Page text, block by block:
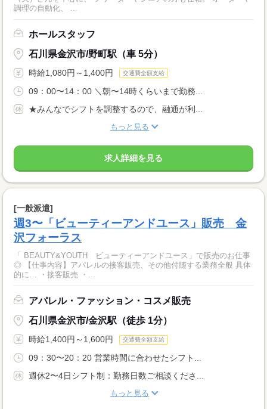
調理の自動化、 ...
ホールスタッフ
石川県金沢市/野町駅（車 5分）
時給1,080円～1,400円 交通費全額支給
09：00〜14：00 ＼朝〜14時くらいまで勤務...
★みんなでシフトを調整するので、融通が利...
もっと見る
求人詳細を見る
[一般派遣]
週3〜「ビューティーアンドユース」販売 金
沢フォーラス
「 BEAUTY&YOUTH ビューティーアンドユース」で販売のお仕事
◎ 【仕事内容】アパレルの接客販売、その他付随する業務全般 具体
的に… ・接客販売 ・...
アパレル・ファッション・コスメ販売
石川県金沢市/金沢駅（徒歩 1分）
時給1,400円～1,600円 交通費全額支給
09：30〜20：20 営業時間に合わせたシフト...
週休2〜4日シフト制：勤務日数ご相談くださ...
もっと見る